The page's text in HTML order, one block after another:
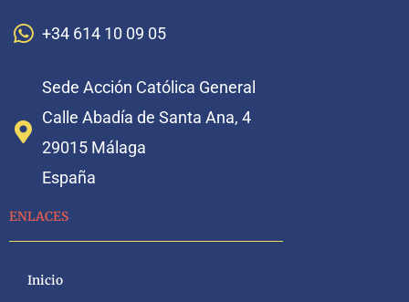
+34 614 10 09 05
Sede Acción Católica General
Calle Abadía de Santa Ana, 4
29015 Málaga
España
ENLACES
Inicio